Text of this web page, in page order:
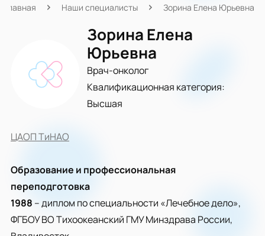
Главная Наши специалисты Зорина Елена Юрьевна
Зорина Елена
Юрьевна
Врач-онколог
Квалификационная категория:
Высшая
ЦАОП ТиНАО
Образование и профессиональная
переподготовка
1988 – диплом по специальности «Лечебное дело»,
ФГБОУ ВО Тихоокеанский ГМУ Минздрава России,